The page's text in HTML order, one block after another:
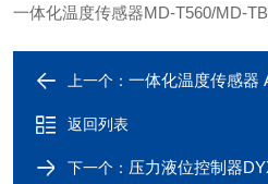
一体化温度传感器MD-T560/MD-
上一个： 一体化温度传感器
返回列表
下一个： 压力液位控制器